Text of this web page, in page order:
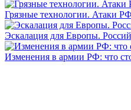
Грязные технологии. Атаки
Эскалация для Европы.
Изменения в армии РФ: что